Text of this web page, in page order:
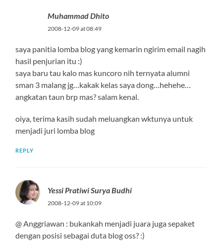
Muhammad Dhito
2008-12-09 at 08:49
saya panitia lomba blog yang kemarin ngirim email nagih
hasil penjurian itu :)
saya baru tau kalo mas kuncoro nih ternyata alumni
sman 3 malang jg…kakak kelas saya dong…hehehe…
angkatan taun brp mas? salam kenal.
oiya, terima kasih sudah meluangkan wktunya untuk
menjadi juri lomba blog
REPLY
Yessi Pratiwi Surya Budhi
2008-12-09 at 10:09
@ Anggriawan : bukankah menjadi juara juga sepaket
dengan posisi sebagai duta blog oss? :)